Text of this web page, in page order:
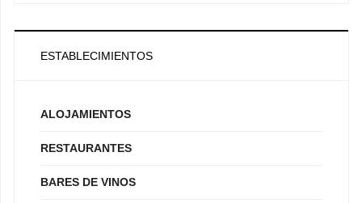
ESTABLECIMIENTOS
ALOJAMIENTOS
RESTAURANTES
BARES DE VINOS